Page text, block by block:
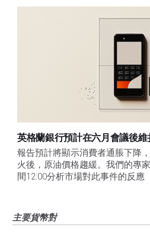
英格蘭銀行預計在六月會議後
報告預計將顯示消費者通脹下降
火後，原油價格趨緩。我們的專
間12:00分析市場對此事件的反應
主要貨幣對